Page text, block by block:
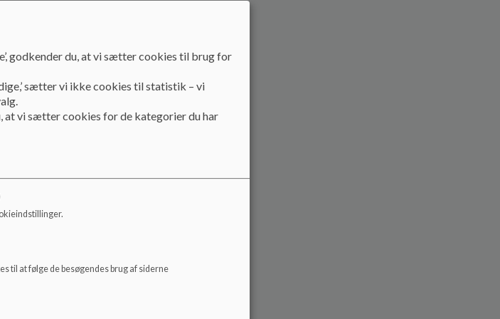
Referat.pdf
Referat.pdf
Referat.pdf
godkender du, at vi sætter cookies til brug for
sætter vi ikke cookies til statistik – vi
at vi sætter cookies for de kategorier du har
til at følge de besøgendes brug af siderne